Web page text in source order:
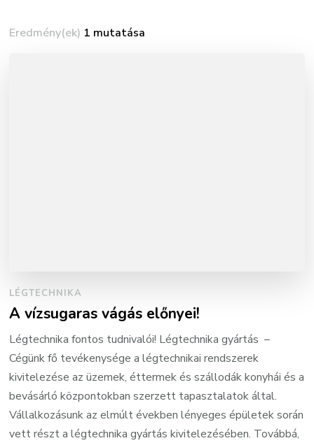
Eredmény(ek) 1 mutatása
LÉGTECHNIKA
A vízsugaras vágás előnyei!
Légtechnika fontos tudnivalói! Légtechnika gyártás –
Cégünk fő tevékenysége a légtechnikai rendszerek
kivitelezése az üzemek, éttermek és szállodák konyhái és a
bevásárló központokban szerzett tapasztalatok által.
Vállalkozásunk az elmúlt években lényeges épületek során
vett részt a légtechnika gyártás kivitelezésében. Továbbá,